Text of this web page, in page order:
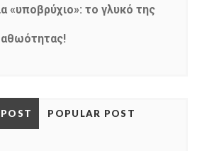
«υποβρύχιο»: το γλυκό της
POPULAR POST